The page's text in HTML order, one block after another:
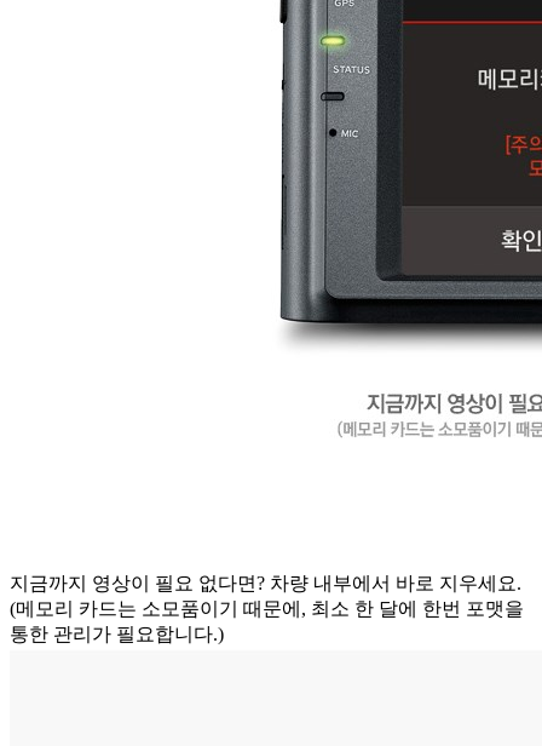
지금까지 영상이 필요 없다면? 차량 내부에서 바로 지우세요.
(메모리 카드는 소모품이기 때문에, 최소 한 달에 한번 포맷을
통한 관리가 필요합니다.)